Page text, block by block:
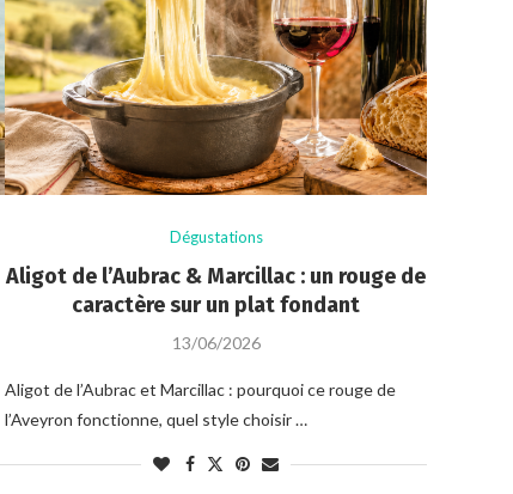
Dégustations
Aligot de l’Aubrac & Marcillac : un rouge de
caractère sur un plat fondant
13/06/2026
Aligot de l’Aubrac et Marcillac : pourquoi ce rouge de
l’Aveyron fonctionne, quel style choisir …